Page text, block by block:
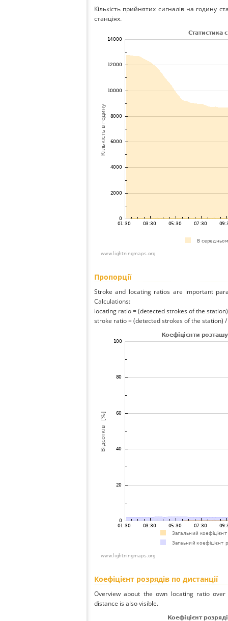
Кількість прийнятих сигналів на годину
станціях.
Пропорції
Stroke and locating ratios are important
Calculations:
locating ratio = (detected strokes of the
stroke ratio = (detected strokes of the station)
Коефіцієнт розрядів по дистанції
Overview about the own locating ratio
distance is also visible.